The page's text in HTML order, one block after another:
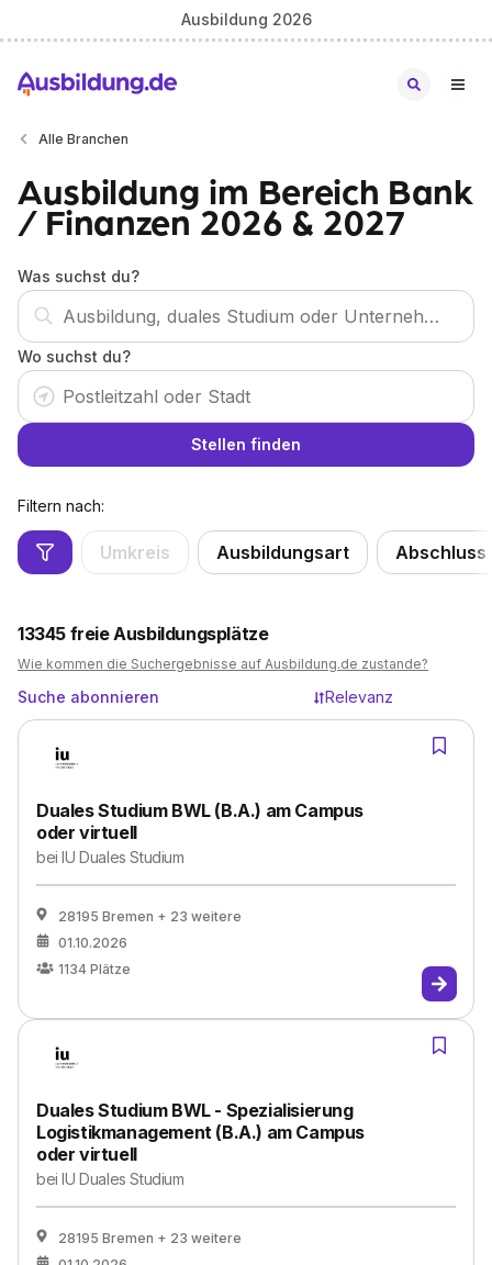
Ausbildung 2026
Alle Branchen
Ausbildung im Bereich Bank
/ Finanzen 2026 & 2027
Was suchst du?
Wo suchst du?
Stellen finden
Filtern nach:
Umkreis Ausbildungsart Abschluss
13345 freie Ausbildungsplätze
Wie kommen die Suchergebnisse auf Ausbildung.de zustande?
Suche abonnieren Relevanz
Duales Studium BWL (B.A.) am Campus
oder virtuell
beiIU Duales Studium
28195 Bremen + 23 weitere
01.10.2026
1134 Plätze
Duales Studium BWL - Spezialisierung
Logistikmanagement (B.A.) am Campus
oder virtuell
beiIU Duales Studium
28195 Bremen + 23 weitere